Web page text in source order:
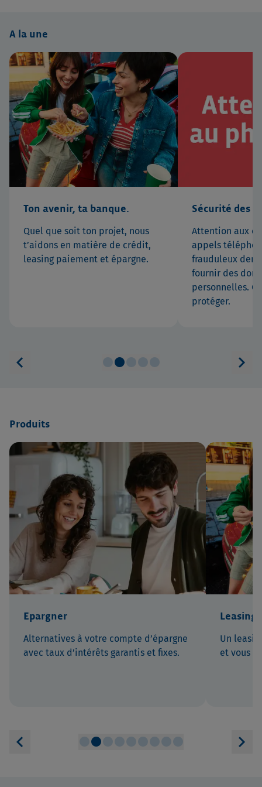
A la une
Ton avenir, ta banque.
Quel que soit ton projet, nous
t’aidons en matière de crédit,
leasing paiement et épargne.
Sécurité des
Attention aux e-
appels
frauduleux
fournir des
personnelles.
protéger.
chevron_left circlecirclecirclecirclecircle chevron_right
Produits
Epargner
Alternatives à votre compte d’épargne
avec taux d’intérêts garantis et fixes.
Leasing
Un
et vous
chevron_left circlecirclecirclecirclecirclecirclecirclecirclecircle chevron_right